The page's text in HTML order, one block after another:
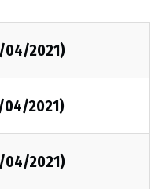
2021)
2021)
2021)